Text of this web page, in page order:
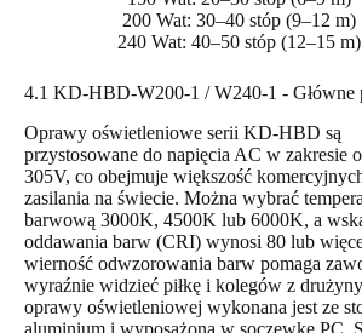
200 Wat: 30–40 stóp (9–12 m)
240 Wat: 40–50 stóp (12–15 m)
4.1 KD-HBD-W200-1 / W240-1 - Główne
Oprawy oświetleniowe serii KD-HBD są
przystosowane do napięcia AC w zakresie
305V, co obejmuje większość
zasilania na świecie. Można wybrać
barwową 3000K, 4500K lub 6000K, a
oddawania barw (CRI) wynosi 80 lub
wierność odwzorowania barw pomaga
wyraźnie widzieć piłkę i kolegów z
oprawy oświetleniowej wykonana jest ze
aluminium i wyposażona w soczewkę PC.